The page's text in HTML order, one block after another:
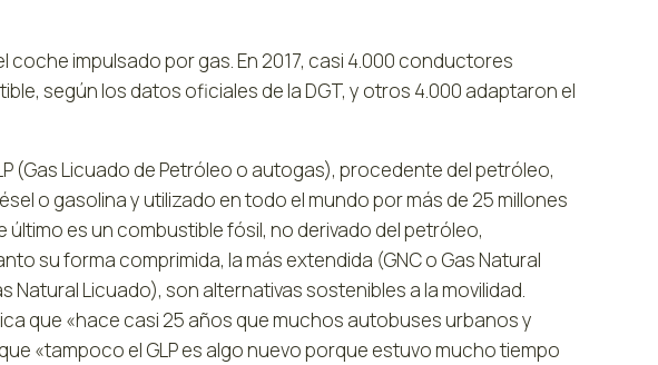
impulsado por gas. En 2017, casi 4.000 conductores
según los datos oficiales de la DGT, y otros 4.000 adaptaron el
(Gas Licuado de Petróleo o autogas), procedente del petróleo,
o gasolina y utilizado en todo el mundo por más de 25 millones
último es un combustible fósil, no derivado del petróleo,
su forma comprimida, la más extendida (GNC o Gas Natural
Natural Licuado), son alternativas sostenibles a la movilidad.
que «hace casi 25 años que muchos autobuses urbanos y
«tampoco el GLP es algo nuevo porque estuvo mucho tiempo